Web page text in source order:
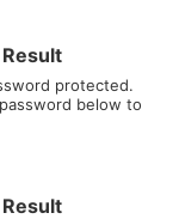
protected.
below to